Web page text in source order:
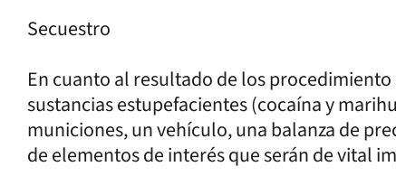
Secuestro
En cuanto al resultado de los
sustancias estupefacientes (cocaína y
municiones, un vehículo, una balanza de
de elementos de interés que serán de vital